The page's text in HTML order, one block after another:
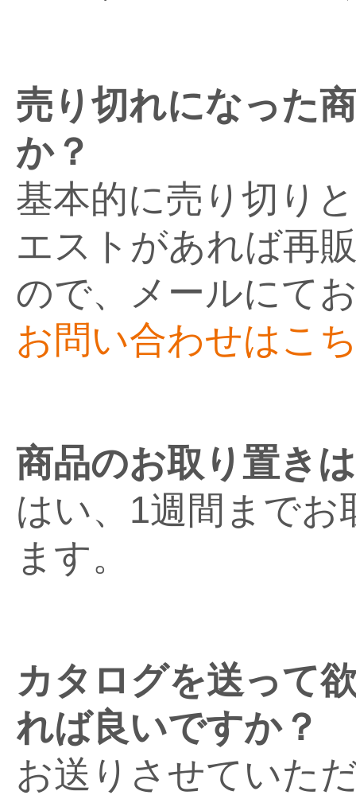
売り切れになった
か？
基本的に売り切り
エストがあれば再
ので、メールにて
お問い合わせはこ
商品のお取り置き
はい、1週間まで
ます。
カタログを送って
れば良いですか？
お送りさせていた